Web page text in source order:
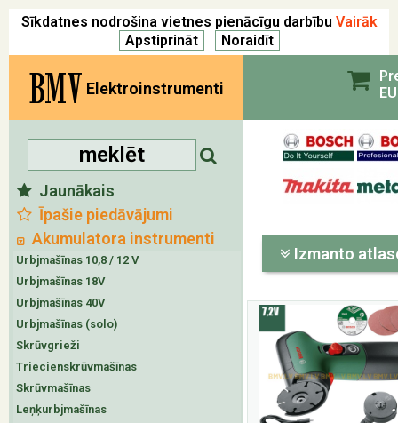
Sīkdatnes nodrošina vietnes pienācīgu darbību Vairāk
BMV Elektroinstrumenti
Jaunākais
Īpašie piedāvājumi
Akumulatora instrumenti
Urbjmašīnas 10,8 / 12 V
Urbjmašīnas 18V
Urbjmašīnas 40V
Urbjmašīnas (solo)
Skrūvgrieži
Triecienskrūvmašīnas
Skrūvmašīnas
Leņķurbjmašīnas
Izmanto